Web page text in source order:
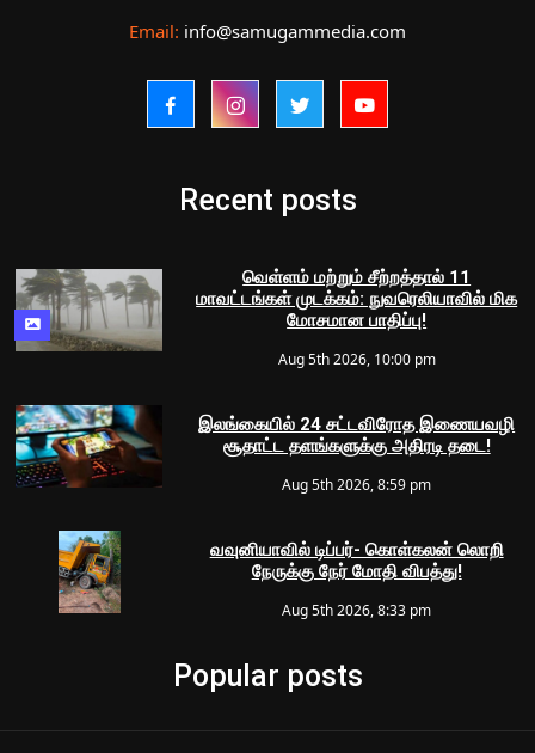
Email: info@samugammedia.com
Recent posts
வெள்ளம் மற்றும் சீற்றத்தால் 11
மாவட்டங்கள் முடக்கம்: நுவரெலியாவில் மிக
மோசமான பாதிப்பு!
Aug 5th 2026, 10:00 pm
இலங்கையில் 24 சட்டவிரோத இணையவழி
சூதாட்ட தளங்களுக்கு அதிரடி தடை!
Aug 5th 2026, 8:59 pm
வவுனியாவில் டிப்பர்- கொள்கலன் லொறி
நேருக்கு நேர் மோதி விபத்து!
Aug 5th 2026, 8:33 pm
Popular posts